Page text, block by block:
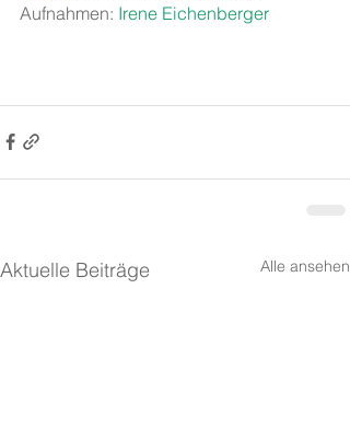
Aufnahmen: Irene Eichenberger
Aktuelle Beiträge Alle ansehen